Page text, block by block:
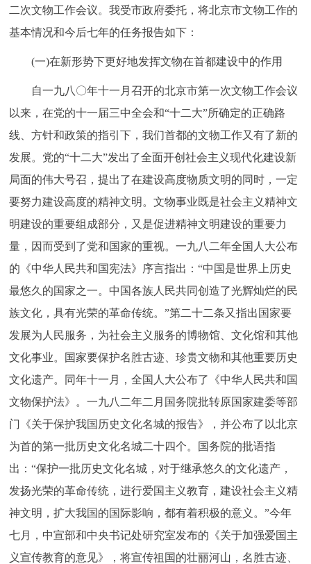
多语种
DEUTSCH FRANÇAIS РУССКИЙ ЯЗЫК
回到顶部
二次文物工作会议。我受市政府委托，将北京市文物工作的
基本情况和今后七年的任务报告如下：
(一)在新形势下更好地发挥文物在首都建设中的作用
自一九八〇年十一月召开的北京市第一次文物工作会议
以来，在党的十一届三中全会和“十二大”所确定的正确路
线、方针和政策的指引下，我们首都的文物工作又有了新的
发展。党的“十二大”发出了全面开创社会主义现代化建设新
局面的伟大号召，提出了在建设高度物质文明的同时，一定
要努力建设高度的精神文明。文物事业既是社会主义精神文
明建设的重要组成部分，又是促进精神文明建设的重要力
量，因而受到了党和国家的重视。一九八二年全国人大公布
的《中华人民共和国宪法》序言指出：“中国是世界上历史
最悠久的国家之一。中国各族人民共同创造了光辉灿烂的民
族文化，具有光荣的革命传统。”第二十二条又指出国家要
发展为人民服务，为社会主义服务的博物馆、文化馆和其他
文化事业。国家要保护名胜古迹、珍贵文物和其他重要历史
文化遗产。同年十一月，全国人大公布了《中华人民共和国
文物保护法》。一九八二年二月国务院批转原国家建委等部
门《关于保护我国历史文化名城的报告》，并公布了以北京
为首的第一批历史文化名城二十四个。国务院的批语指
出：“保护一批历史文化名城，对于继承悠久的文化遗产，
发扬光荣的革命传统，进行爱国主义教育，建设社会主义精
神文明，扩大我国的国际影响，都有着积极的意义。”今年
七月，中宣部和中央书记处研究室发布的《关于加强爱国主
义宣传教育的意见》，将宣传祖国的壮丽河山，名胜古迹、